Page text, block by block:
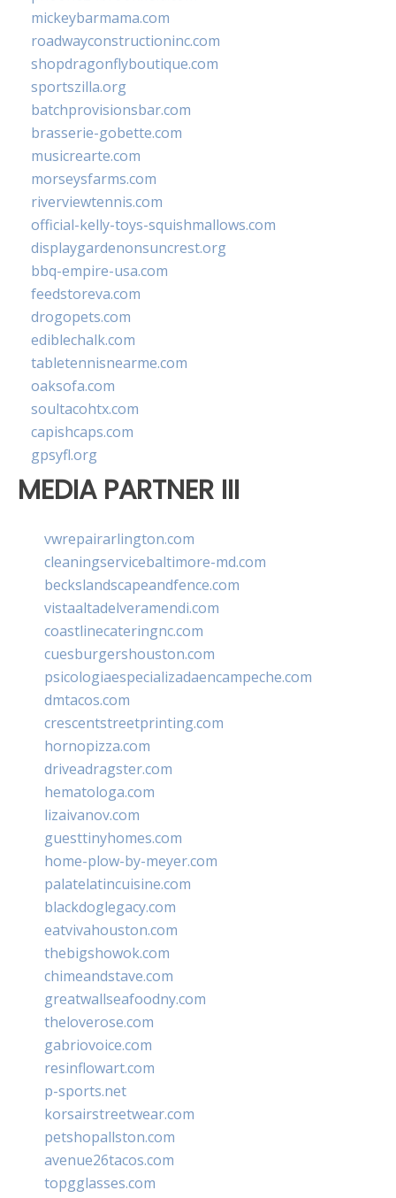
mickeybarmama.com
roadwayconstructioninc.com
shopdragonflyboutique.com
sportszilla.org
batchprovisionsbar.com
brasserie-gobette.com
musicrearte.com
morseysfarms.com
riverviewtennis.com
official-kelly-toys-squishmallows.com
displaygardenonsuncrest.org
bbq-empire-usa.com
feedstoreva.com
drogopets.com
ediblechalk.com
tabletennisnearme.com
oaksofa.com
soultacohtx.com
capishcaps.com
gpsyfl.org
MEDIA PARTNER III
vwrepairarlington.com
cleaningservicebaltimore-md.com
beckslandscapeandfence.com
vistaaltadelveramendi.com
coastlinecateringnc.com
cuesburgershouston.com
psicologiaespecializadaencampeche.com
dmtacos.com
crescentstreetprinting.com
hornopizza.com
driveadragster.com
hematologa.com
lizaivanov.com
guesttinyhomes.com
home-plow-by-meyer.com
palatelatincuisine.com
blackdoglegacy.com
eatvivahouston.com
thebigshowok.com
chimeandstave.com
greatwallseafoodny.com
theloverose.com
gabriovoice.com
resinflowart.com
p-sports.net
korsairstreetwear.com
petshopallston.com
avenue26tacos.com
topgglasses.com